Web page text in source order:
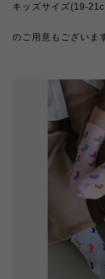
キッズサイズ(19-
のご用意もございま